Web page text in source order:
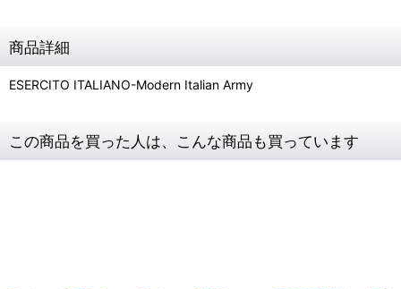
商品詳細
ESERCITO ITALIANO-Modern Italian Army
この商品を買った人は、こんな商品も買っています